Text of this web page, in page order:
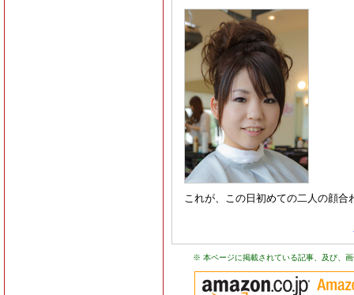
これが、この日初めての二人の顔合
※ 本ページに掲載されている記事、及び、